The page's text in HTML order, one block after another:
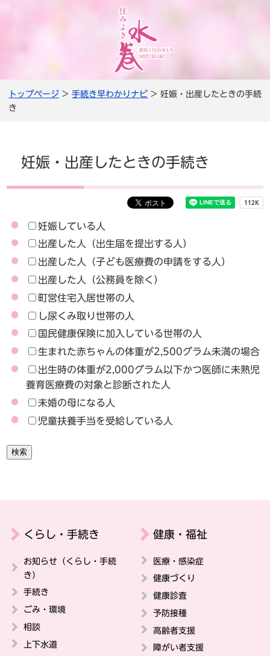
トップページ >手続き早わかりナビ > 妊娠・出産したときの手続
き
妊娠・出産したときの手続き
妊娠している人
出産した人（出生届を提出する人）
出産した人（子ども医療費の申請をする人）
出産した人（公務員を除く）
町営住宅入居世帯の人
し尿くみ取り世帯の人
国民健康保険に加入している世帯の人
生まれた赤ちゃんの体重が2,500グラム未満の場合
出生時の体重が2,000グラム以下かつ医師に未熟児
養育医療費の対象と診断された人
未婚の母になる人
児童扶養手当を受給している人
検索
くらし・手続き
お知らせ（くらし・手続
き）
手続き
ごみ・環境
相談
上下水道
健康・福祉
医療・感染症
健康づくり
健康診査
予防接種
高齢者支援
障がい者支援